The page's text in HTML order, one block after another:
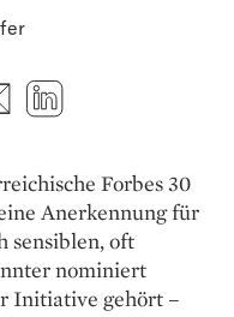
E-mail
Forbes 30
Anerkennung für
sensiblen, oft
nominiert
Initiative gehört –